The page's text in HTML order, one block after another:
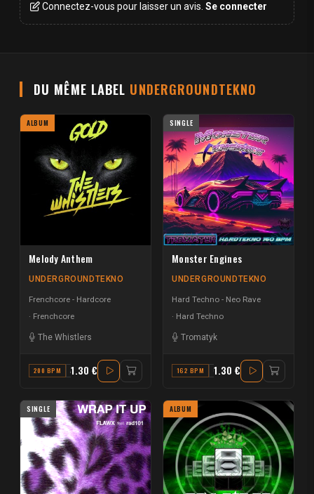
Connectez-vous pour laisser un avis. Se connecter
DU MÊME LABEL UNDERGROUNDTEKNO
ALBUM
Melody Anthem
UNDERGROUNDTEKNO
Frenchcore - Hardcore
Frenchcore
The Whistlers
200 BPM A1.30 €
SINGLE
Monster Engines
UNDERGROUNDTEKNO
Hard Techno - Neo Rave
Hard Techno
Tromatyk
162 BPM G1.30 €
SINGLE ALBUM